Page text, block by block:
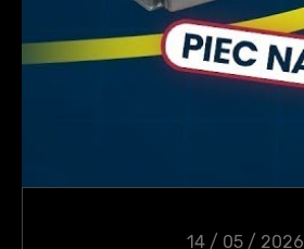
14 / 05 / 2026